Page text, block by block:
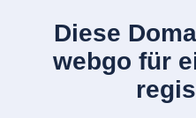
Diese
webgo für